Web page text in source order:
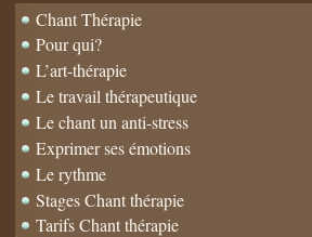
Chant Thérapie
Pour qui?
L’art-thérapie
Le travail thérapeutique
Le chant un anti-stress
Exprimer ses émotions
Le rythme
Stages Chant thérapie
Tarifs Chant thérapie